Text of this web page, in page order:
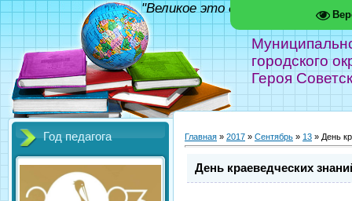
городского
Героя
"Великое это дело - школа!"
Год педагога Главная » 2017 » Сентябрь » 13 » День
День краеведческих